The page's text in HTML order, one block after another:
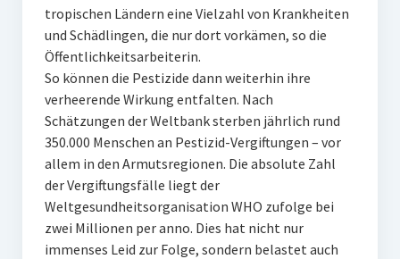
tropischen Ländern eine Vielzahl von Krankheiten
und Schädlingen, die nur dort vorkämen, so die
Öffentlichkeitsarbeiterin.
So können die Pestizide dann weiterhin ihre
verheerende Wirkung entfalten. Nach
Schätzungen der Weltbank sterben jährlich rund
350.000 Menschen an Pestizid-Vergiftungen – vor
allem in den Armutsregionen. Die absolute Zahl
der Vergiftungsfälle liegt der
Weltgesundheitsorganisation WHO zufolge bei
zwei Millionen per anno. Dies hat nicht nur
immenses Leid zur Folge, sondern belastet auch